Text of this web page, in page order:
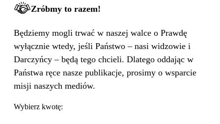
Zróbmy to razem!
Będziemy mogli trwać w naszej walce o Prawdę
wyłącznie wtedy, jeśli Państwo – nasi widzowie i
Darczyńcy – będą tego chcieli. Dlatego oddając w
Państwa ręce nasze publikacje, prosimy o wsparcie
misji naszych mediów.
Wybierz kwotę: